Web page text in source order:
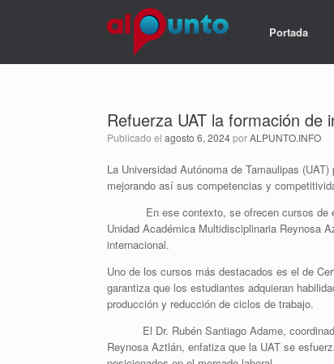
Portada
Refuerza UAT la formación de
Publicado el agosto 6, 2024porALPUNTO.INFO
La Universidad Autónoma de Tamaulipas
mejorando así sus competencias y
En ese contexto, se ofrecen cursos de
Unidad Académica Multidisciplinaria Reynosa
internacional.
Uno de los cursos más destacados es el de
garantiza que los estudiantes adquieran
producción y reducción de ciclos de trabajo.
El Dr. Rubén Santiago Adame,
Reynosa Aztlán, enfatiza que la UAT se